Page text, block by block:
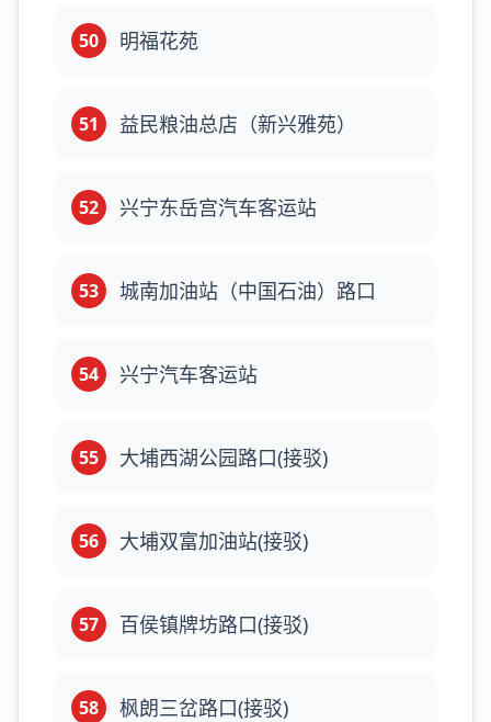
50 明福花苑
51 益民粮油总店（新兴雅苑）
52 兴宁东岳宫汽车客运站
53 城南加油站（中国石油）路口
54 兴宁汽车客运站
55 大埔西湖公园路口(接驳)
56 大埔双富加油站(接驳)
57 百侯镇牌坊路口(接驳)
58 枫朗三岔路口(接驳)